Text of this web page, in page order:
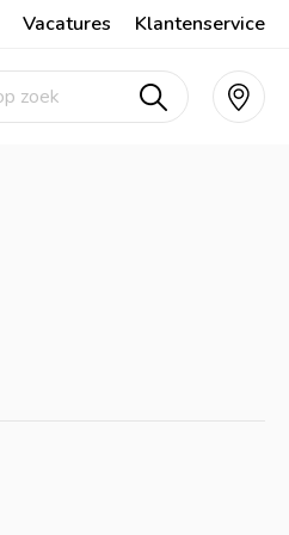
Vacatures Klantenservice